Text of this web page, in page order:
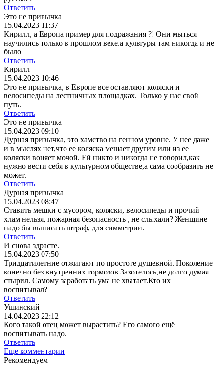
Ответить
Это не привычка
15.04.2023 11:37
Кирилл, а Европа пример для подражания ?! Они мыться
научились только в прошлом веке,а культуры там никогда и не
было.
Ответить
Кирилл
15.04.2023 10:46
Это не привычка, в Европе все оставляют коляски и
велосипеды на лестничных площадках. Только у нас свой
путь.
Ответить
Это не привычка
15.04.2023 09:10
Дурная привычка, это хамство на генном уровне. У нее даже
и в мыслях нет,что ее коляска мешает другим или из ее
коляски воняет мочой. Ей никто и никогда не говорил,как
нужно вести себя в культурном обществе,а сама сообразить не
может.
Ответить
Дурная привычка
15.04.2023 08:47
Ставить мешки с мусором, коляски, велосипеды и прочий
хлам нельзя, пожарная безопасность , не слыхали? Женщине
надо бы выписать штраф, для симметрии.
Ответить
И снова здрасте.
15.04.2023 07:50
Тридцатилетние отжигают по простоте душевной. Поколение
конечно без внутренних тормозов.Захотелось,не долго думая
стырил. Самому заработать ума не хватает.Кто их
воспитывал?
Ответить
Ушинский
14.04.2023 22:12
Кого такой отец может вырастить? Его самого ещё
воспитывать надо.
Ответить
Еще комментарии
Рекомендуем